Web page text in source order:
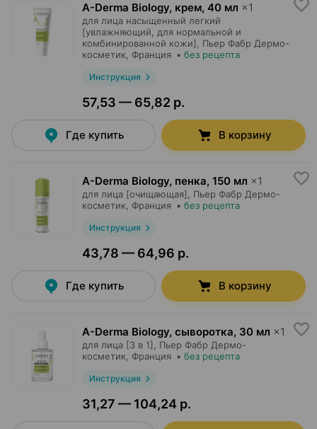
A-Derma Biology, крем, 40 мл ×1
для лица насыщенный легкий
[увлажняющий, для нормальной и
комбинированной кожи],
Пьер Фабр Дермо-
косметик , Франция • без рецепта
Инструкция
57,53 — 65,82 р.
Где купить В корзину
A-Derma Biology, пенка, 150 мл ×1
для лица [очищающая],
Пьер Фабр Дермо-
косметик , Франция • без рецепта
Инструкция
43,78 — 64,96 р.
Где купить В корзину
A-Derma Biology, сыворотка, 30 мл ×1
для лица [3 в 1],
Пьер Фабр Дермо-
косметик , Франция • без рецепта
Инструкция
31,27 — 104,24 р.